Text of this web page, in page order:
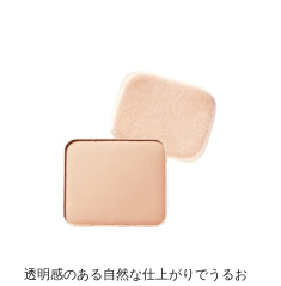
透明感のある自然な仕上がりでうるお